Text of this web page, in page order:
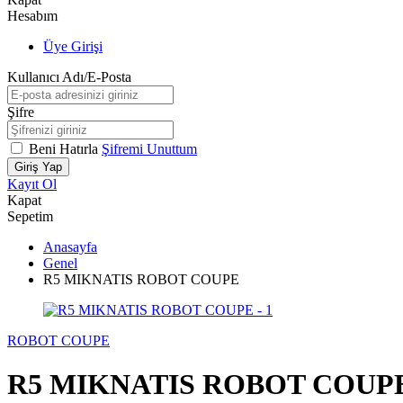
Hesabım
Üye Girişi
Kullanıcı Adı/E-Posta
Şifre
Beni Hatırla Şifremi Unuttum
Giriş Yap
Kayıt Ol
Kapat
Sepetim
Anasayfa
Genel
R5 MIKNATIS ROBOT COUPE
ROBOT COUPE
R5 MIKNATIS ROBOT